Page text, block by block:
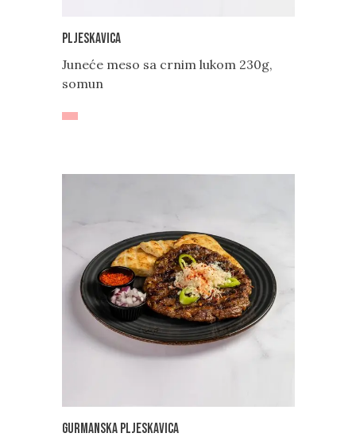
Pljeskavica
Juneće meso sa crnim lukom 230g,
somun
Gurmanska pljeskavica